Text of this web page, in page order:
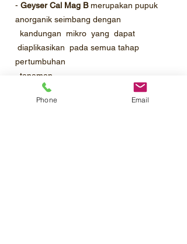
- Geyser Cal Mag Bmerupakan pupuk
anorganik seimbang dengan
kandungan mikro yang dapat
diaplikasikan pada semua tahap
pertumbuhan
tanaman.
- Geyser Cal Mag B
dapat meningkatkan
jumlah hasil tanaman menjadi lebih
Phone Email